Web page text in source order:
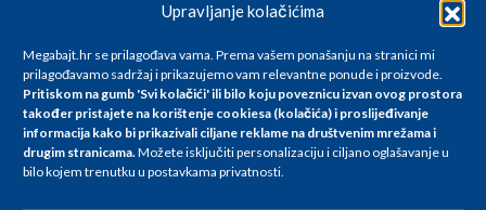
Upravljanje kolačićima
Megabajt.hr se prilagođava vama. Prema vašem ponašanju na stranici mi
prilagođavamo sadržaj i prikazujemo vam relevantne ponude i proizvode.
Pritiskom na gumb 'Svi kolačići' ili bilo koju poveznicu izvan ovog prostora
također pristajete na korištenje cookiesa (kolačića) i proslijeđivanje
informacija kako bi prikazivali ciljane reklame na društvenim mrežama i
drugim stranicama.Možete isključiti personalizaciju i ciljano oglašavanje u
bilo kojem trenutku u postavkama privatnosti.
Za artikle kojih trenutno nema u ponudi obratite nam se na
info@megabajt.hr. Sve cijene su informativnog karaktera i podložne su
promjenama, a
iskazane su za avansno plaćanje(gotovina) u Eurima i uključuju PDV. Sve
se razlikovati od cijena u našim poslovnicama. Trudimo se dati što bolji